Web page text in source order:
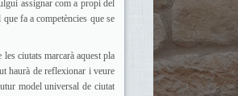
assignar com a propi del
fa a competències que se
ciutats marcarà aquest pla
haurà de reflexionar i veure
model universal de ciutat